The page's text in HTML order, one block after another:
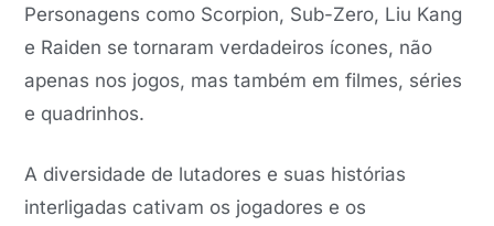
Personagens como Scorpion, Sub-Zero, Liu Kang
e Raiden se tornaram verdadeiros ícones, não
apenas nos jogos, mas também em filmes, séries
e quadrinhos.
A diversidade de lutadores e suas histórias
interligadas cativam os jogadores e os